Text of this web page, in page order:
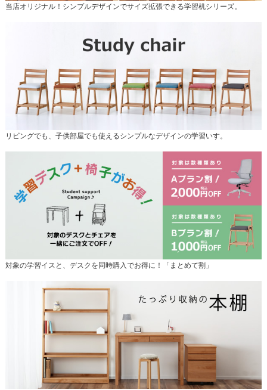
当店オリジナル！シンプルデザインでサイズ拡張できる学習机シリーズ。
リビングでも、子供部屋でも使えるシンプルなデザインの学習いす。
対象の学習イスと、デスクを同時購入でお得に！「まとめて割」